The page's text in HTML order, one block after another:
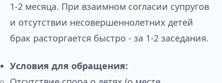
1-2 месяца. При взаимном согласии супругов
и отсутствии несовершеннолетних детей
брак расторгается быстро - за 1-2 заседания.
Условия для обращения: